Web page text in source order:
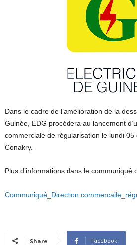
Dans le cadre de l’amélioration de la
Guinée, EDG procédera au lancement
commerciale de régularisation le lundi 05
Conakry.
Plus d’informations dans le communiqué
Communiqué_Direction
Share Facebook